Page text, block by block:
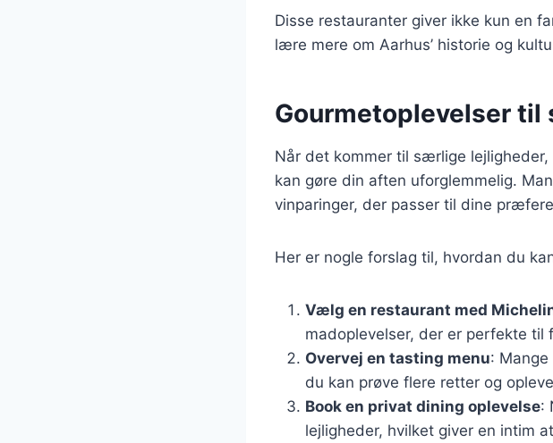
Disse restauranter giver ikke kun en
lære mere om Aarhus’ historie og
Gourmetoplevelser
Når det kommer til særlige
kan gøre din aften uforglemmelig.
vinparinger, der passer til dine
Her er nogle forslag til, hvordan du
Vælg en restaurant med
madoplevelser, der er perfekte
Overvej en tasting menu:
du kan prøve flere retter og
Book en privat dining oplevelse:
lejligheder, hvilket giver en intim